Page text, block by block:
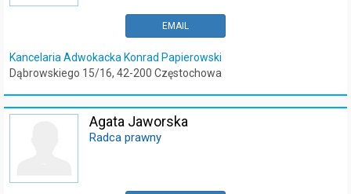
Kancelaria Adwokacka Konrad Papierowski
Dąbrowskiego 15/16, 42-200 Częstochowa
EMAIL
Agata Jaworska
Radca prawny